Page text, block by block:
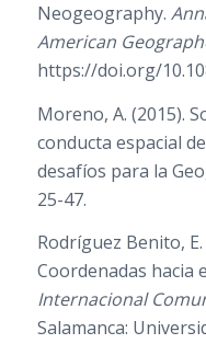
Neogeography.
American
https://doi.org/
Moreno, A. (2015).
conducta espacial
desafíos para la
25-47.
Rodríguez Benito,
Coordenadas hacia
Internacional
Salamanca: